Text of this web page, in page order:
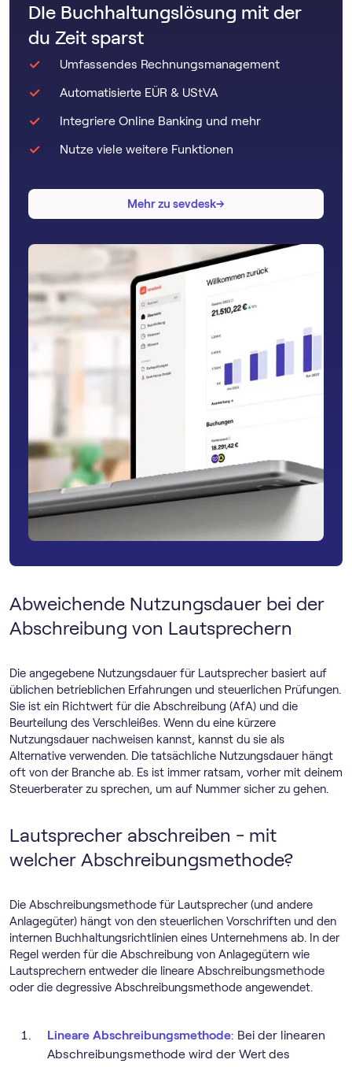
DIe Buchhaltungslösung mit der
du Zeit sparst
Umfassendes Rechnungsmanagement
Automatisierte EÜR & UStVA
Integriere Online Banking und mehr
Nutze viele weitere Funktionen
Mehr zu sevdesk→
→
Abweichende Nutzungsdauer bei der
Abschreibung von Lautsprechern
Die angegebene Nutzungsdauer für Lautsprecher basiert auf
üblichen betrieblichen Erfahrungen und steuerlichen Prüfungen.
Sie ist ein Richtwert für die Abschreibung (AfA) und die
Beurteilung des Verschleißes. Wenn du eine kürzere
Nutzungsdauer nachweisen kannst, kannst du sie als
Alternative verwenden. Die tatsächliche Nutzungsdauer hängt
oft von der Branche ab. Es ist immer ratsam, vorher mit deinem
Steuerberater zu sprechen, um auf Nummer sicher zu gehen.
Lautsprecher abschreiben - mit
welcher Abschreibungsmethode?
Die Abschreibungsmethode für Lautsprecher (und andere
Anlagegüter) hängt von den steuerlichen Vorschriften und den
internen Buchhaltungsrichtlinien eines Unternehmens ab. In der
Regel werden für die Abschreibung von Anlagegütern wie
Lautsprechern entweder die lineare Abschreibungsmethode
oder die degressive Abschreibungsmethode angewendet.
Lineare Abschreibungsmethode: Bei der linearen
Abschreibungsmethode wird der Wert des